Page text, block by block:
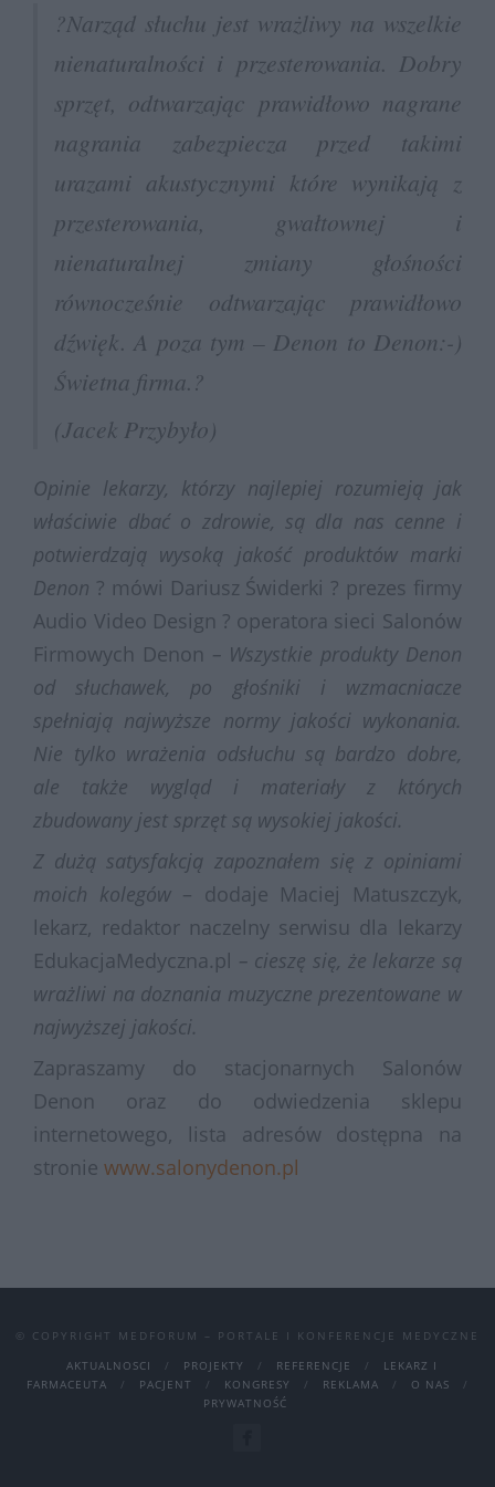
?Narząd słuchu jest wrażliwy na wszelkie
nienaturalności i przesterowania. Dobry
sprzęt, odtwarzając prawidłowo nagrane
nagrania zabezpiecza przed takimi
urazami akustycznymi które wynikają z
przesterowania, gwałtownej i
nienaturalnej zmiany głośności
równocześnie odtwarzając prawidłowo
dźwięk. A poza tym – Denon to Denon:-)
Świetna firma.?
(Jacek Przybyło)
Opinie lekarzy, którzy najlepiej rozumieją jak
właściwie dbać o zdrowie, są dla nas cenne i
potwierdzają wysoką jakość produktów marki
Denon ? mówi Dariusz Świderki ? prezes firmy
Audio Video Design ? operatora sieci Salonów
Firmowych Denon – Wszystkie produkty Denon
od słuchawek, po głośniki i wzmacniacze
spełniają najwyższe normy jakości wykonania.
Nie tylko wrażenia odsłuchu są bardzo dobre,
ale także wygląd i materiały z których
zbudowany jest sprzęt są wysokiej jakości.
Z dużą satysfakcją zapoznałem się z opiniami
moich kolegów– dodaje Maciej Matuszczyk,
lekarz, redaktor naczelny serwisu dla lekarzy
EdukacjaMedyczna.pl – cieszę się, że lekarze są
wrażliwi na doznania muzyczne prezentowane w
najwyższej jakości.
Zapraszamy do stacjonarnych Salonów
Denon oraz do odwiedzenia sklepu
internetowego, lista adresów dostępna na
stronie www.salonydenon.pl
© COPYRIGHT MEDFORUM – PORTALE I KONFERENCJE MEDYCZNE
AKTUALNOSCI
PROJEKTY REFERENCJE
LEKARZ I
FARMACEUTA
PACJENT KONGRESY REKLAMA
O NAS
PRYWATNOŚĆ